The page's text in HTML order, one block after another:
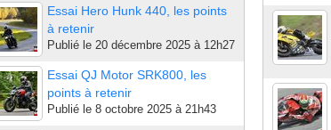
Essai Hero Hunk 440, les points
à retenir
Publié le 20 décembre 2025 à 12h27
Essai QJ Motor SRK800, les
points à retenir
Publié le 8 octobre 2025 à 21h43